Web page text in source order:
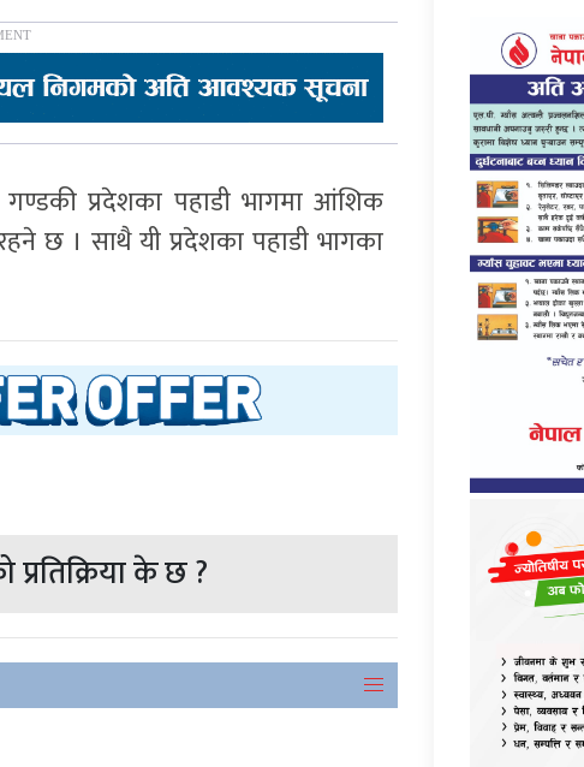
प्रदेशका पहाडी भागमा आंशिक
छ । साथै यी प्रदेशका पहाडी भागका
के छ ?